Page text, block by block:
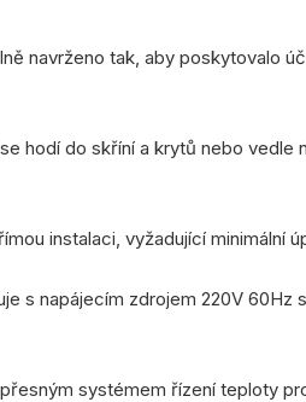
navrženo tak, aby poskytovalo
hodí do skříní a krytů nebo
instalaci, vyžadující minimální
s napájecím zdrojem 220V
systémem řízení teploty